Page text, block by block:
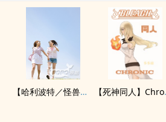
【哈利波特／怪兽与牠们的产地】魔法世界的一切之回忆(GGAD) 【死神‍